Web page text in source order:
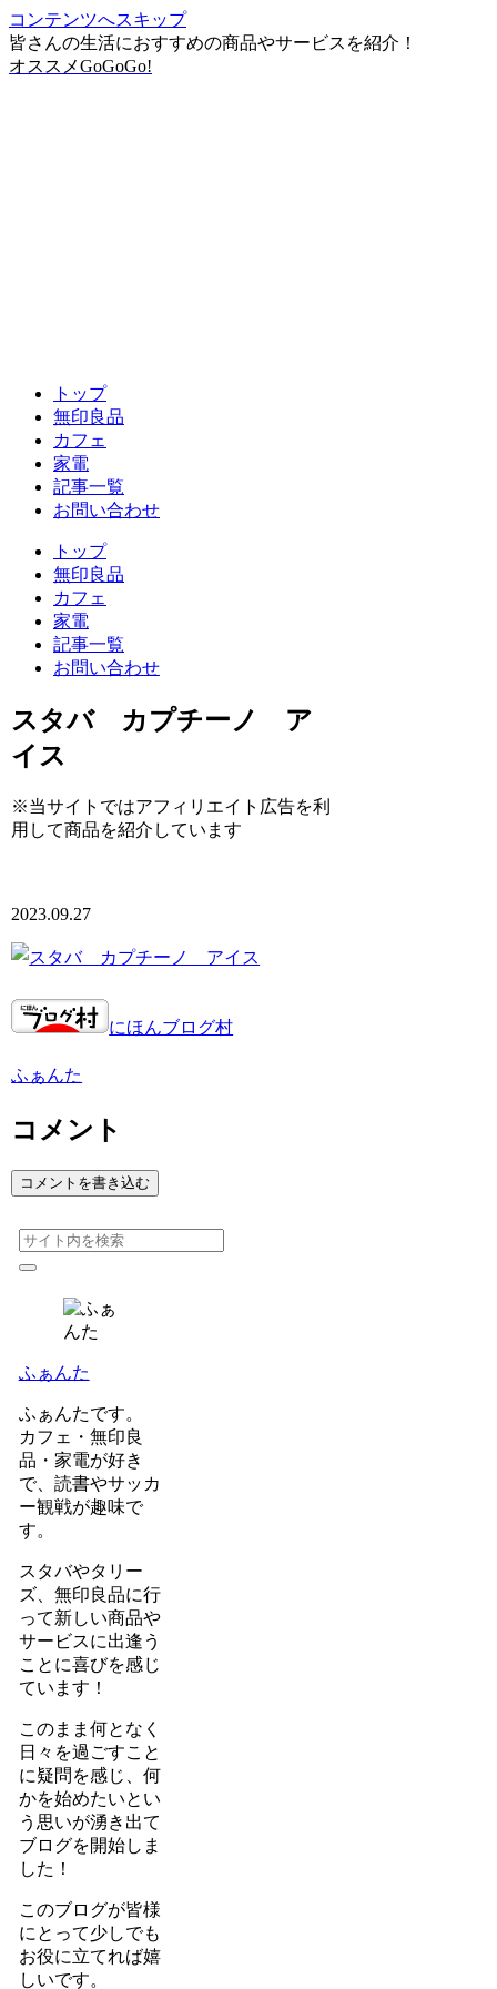
コンテンツへスキップ
皆さんの生活におすすめの商品やサービスを紹介！
オススメGoGoGo!
トップ
無印良品
カフェ
家電
記事一覧
お問い合わせ
トップ
無印良品
カフェ
家電
記事一覧
お問い合わせ
スタバ カプチーノ ア
イス
※当サイトではアフィリエイト広告を利
用して商品を紹介しています
2023.09.27
にほんブログ村
ふぁんた
コメント
コメントを書き込む
ふぁんた
ふぁんたです。
カフェ・無印良
品・家電が好き
で、読書やサッカ
ー観戦が趣味で
す。
スタバやタリー
ズ、無印良品に行
って新しい商品や
サービスに出逢う
ことに喜びを感じ
ています！
このまま何となく
日々を過ごすこと
に疑問を感じ、何
かを始めたいとい
う思いが湧き出て
ブログを開始しま
した！
このブログが皆様
にとって少しでも
お役に立てれば嬉
しいです。